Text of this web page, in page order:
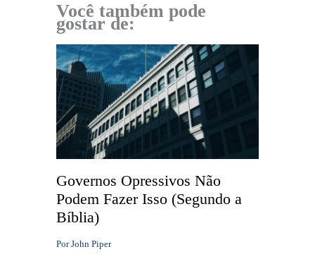
Você também pode
gostar de:
Governos Opressivos Não
Podem Fazer Isso (Segundo a
Bíblia)
PorJohn Piper